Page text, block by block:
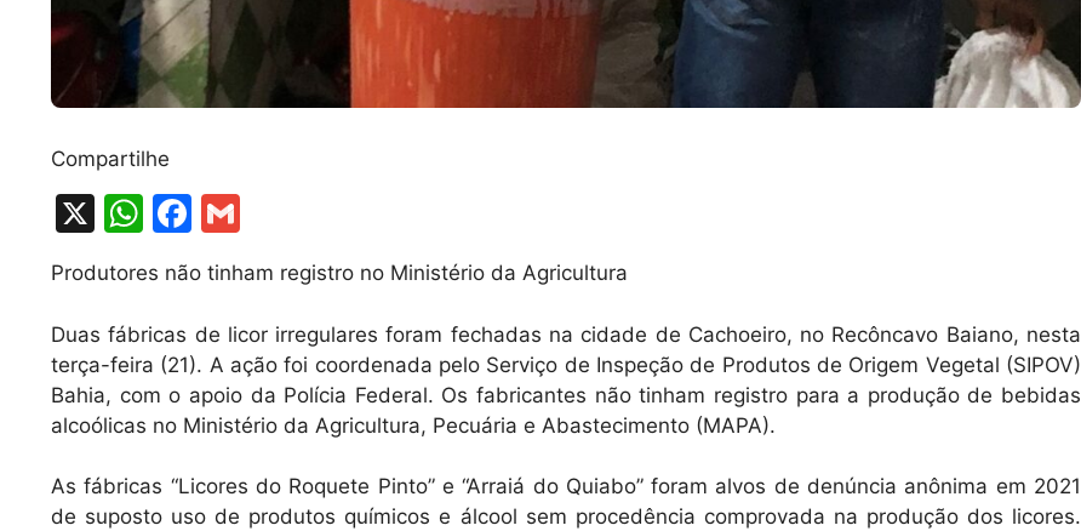
Compartilhe
X
W
at
s
A
p
p
F
c
e
b
o
o
k
ai
l
Produtores não tinham registro no Ministério da Agricultura
Duas fábricas de licor irregulares foram fechadas na cidade de Cachoeiro, no Recôncavo Baiano, nesta
terça-feira (21). A ação foi coordenada pelo Serviço de Inspeção de Produtos de Origem Vegetal (SIPOV)
Bahia, com o apoio da Polícia Federal. Os fabricantes não tinham registro para a produção de bebidas
alcoólicas no Ministério da Agricultura, Pecuária e Abastecimento (MAPA).
As fábricas “Licores do Roquete Pinto” e “Arraiá do Quiabo” foram alvos de denúncia anônima em 2021
de suposto uso de produtos químicos e álcool sem procedência comprovada na produção dos licores.